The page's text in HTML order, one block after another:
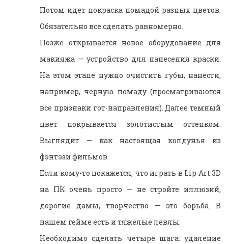
Потом идет покраска помадой разных цветов.
Обязательно все сделать равномерно.
Позже открывается новое оборудование для
макияжа — устройство для нанесения краски.
На этом этапе нужно очистить губы, нанести,
например, черную помаду (просматриваются
все признаки гот-направления). Далее темный
цвет покрывается золотистым оттенком.
Выглядит — как настоящая колдунья из
фэнтэзи фильмов.
Если кому-то покажется, что играть в Lip Art 3D
на ПК очень просто — не стройте иллюзий,
дорогие дамы, творчество — это борьба. В
нашем гейме есть и тяжелые левлы:
Необходимо сделать четыре шага: удаление